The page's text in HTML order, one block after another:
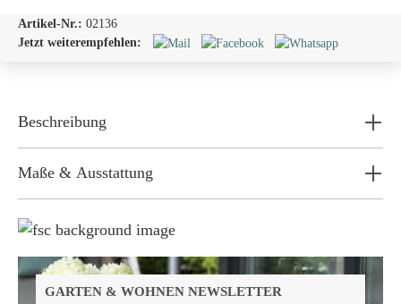
Artikel-Nr.: 02136
Jetzt weiterempfehlen:
Beschreibung
Maße & Ausstattung
Wir sind FSC® zertifiziert
GARTEN & WOHNEN NEWSLETTER